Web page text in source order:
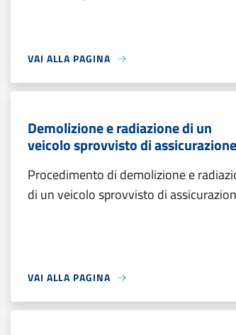
VAI ALLA PAGINA
Demolizione e radiazione di un
veicolo sprovvisto di assicurazione
Procedimento di demolizione e
di un veicolo sprovvisto di
VAI ALLA PAGINA